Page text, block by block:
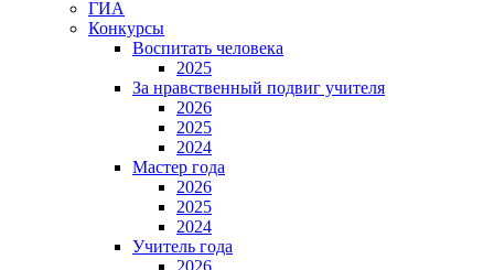
ГИА
Конкурсы
Воспитать человека
2025
За нравственный подвиг учителя
2026
2025
2024
Мастер года
2026
2025
2024
Учитель года
2026